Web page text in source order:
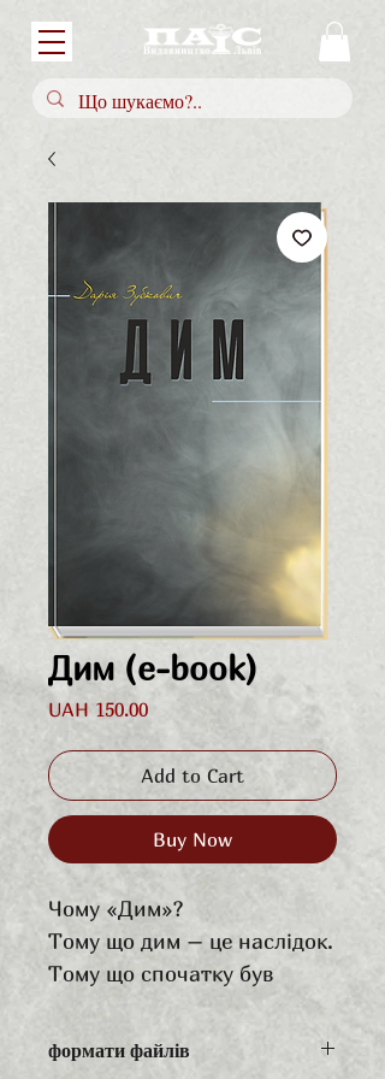
Дим (e-book)
UAH 150.00Price
Add to Cart
Buy Now
Чому «Дим»?
Тому що дим – це наслідок.
Тому що спочатку був
вогонь, а розгорівся він з
іскри. З іскри емоції,
формати файлів